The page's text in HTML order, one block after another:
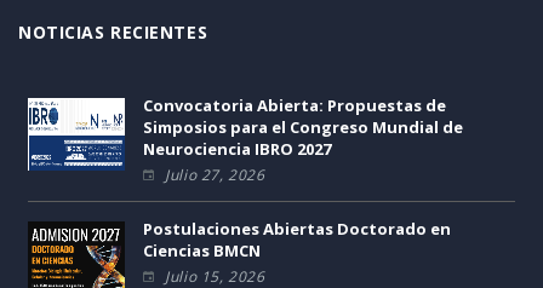
NOTICIAS RECIENTES
Convocatoria Abierta: Propuestas de
Simposios para el Congreso Mundial de
Neurociencia IBRO 2027
Julio 27, 2026
Postulaciones Abiertas Doctorado en
Ciencias BMCN
Julio 15, 2026